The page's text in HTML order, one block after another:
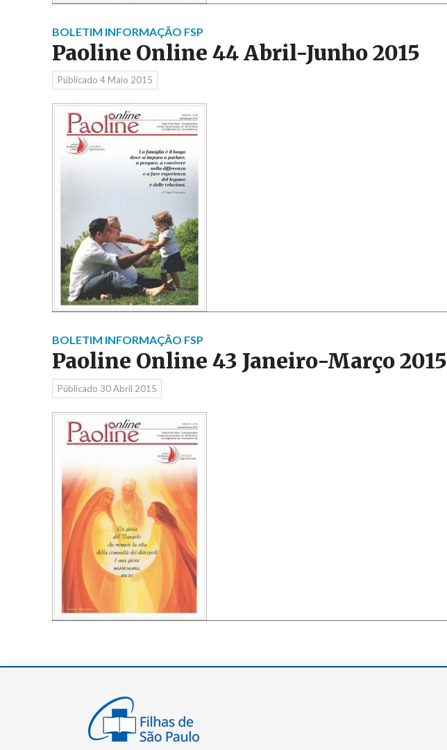
BOLETIM INFORMAÇÃO FSP
Paoline Online 44 Abril-Junho 2015
Públicado 4 Maio 2015
BOLETIM INFORMAÇÃO FSP
Paoline Online 43 Janeiro-Março 2015
Públicado 30 Abril 2015